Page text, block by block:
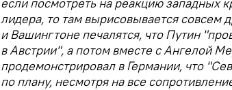
лидера, то там вырисовывается совсем
и Вашингтоне печалятся, что Путин
в Австрии", а потом вместе с Ангелой
продемонстрировал в Германии, что
по плану, несмотря на все